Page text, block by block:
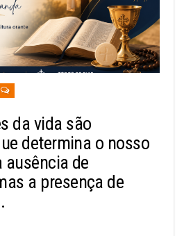
da vida são
determina o nosso
ausência de
a presença de